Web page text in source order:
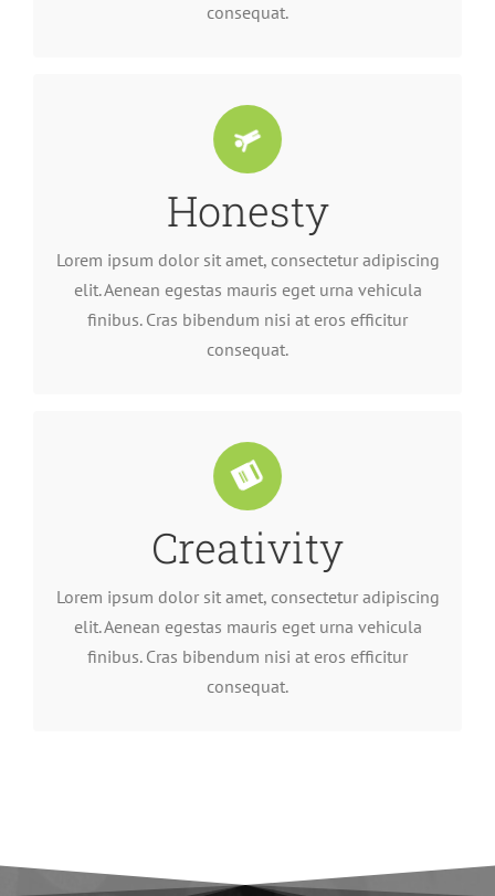
consequat.
Honesty
Lorem ipsum dolor sit amet, consectetur adipiscing
elit. Aenean egestas mauris eget urna vehicula
finibus. Cras bibendum nisi at eros efficitur
consequat.
Lorem ipsum dolor sit amet, consectetur adipiscing
elit. Aenean egestas mauris eget urna vehicula
finibus. Cras bibendum nisi at eros efficitur
consequat.
Creativity
Lorem ipsum dolor sit amet, consectetur adipiscing
elit. Aenean egestas mauris eget urna vehicula
finibus. Cras bibendum nisi at eros efficitur
consequat.
Lorem ipsum dolor sit amet, consectetur adipiscing
elit. Aenean egestas mauris eget urna vehicula
finibus. Cras bibendum nisi at eros efficitur
consequat.